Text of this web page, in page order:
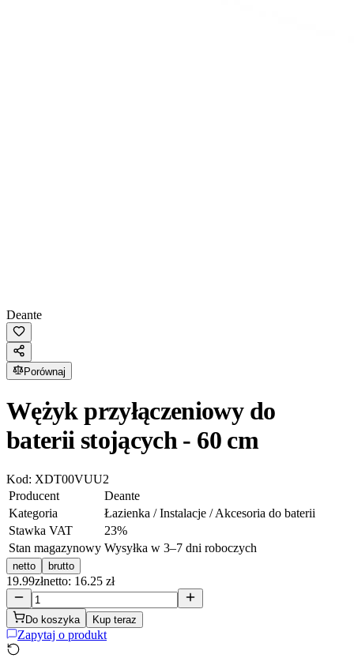
Deante
Porównaj
Wężyk przyłączeniowy do
baterii stojących - 60 cm
Kod: XDT00VUU2
Producent
Deante
Kategoria
Łazienka / Instalacje / Akcesoria do baterii
Stawka VAT
23%
Stan magazynowy Wysyłka w 3–7 dni roboczych
netto brutto
19.99złnetto: 16.25 zł
Do koszyka Kup teraz
Zapytaj o produkt